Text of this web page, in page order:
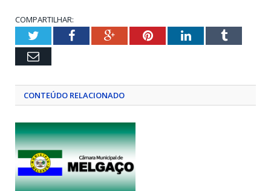
COMPARTILHAR:
TwitterFacebookGoogle+PinterestLinkedInTumblr
Email
CONTEÚDO RELACIONADO